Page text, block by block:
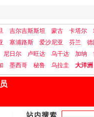
吉尔吉斯斯坦 蒙古 卡塔尔
塞浦路斯 爱沙尼亚 芬兰 德
尼日尔 卢旺达 乌干达 加纳
墨西哥 秘鲁 乌拉圭 大洋洲